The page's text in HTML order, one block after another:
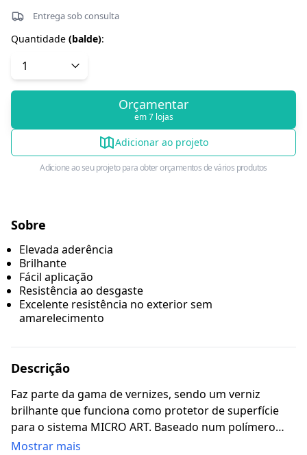
Entrega sob consulta
Quantidade (balde):
Orçamentar
em 7 lojas
Adicionar ao projeto
Adicione ao seu projeto para obter orçamentos de vários produtos
Sobre
Elevada aderência
Brilhante
Fácil aplicação
Resistência ao desgaste
Excelente resistência no exterior sem
amarelecimento
Descrição
Faz parte da gama de vernizes, sendo um verniz
brilhante que funciona como protetor de superfície
para o sistema MICRO ART. Baseado num polímero
100% acrílico, autoreticulável de nova geração - nano
Mostrar mais